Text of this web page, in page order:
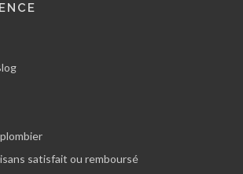
satisfait ou remboursé